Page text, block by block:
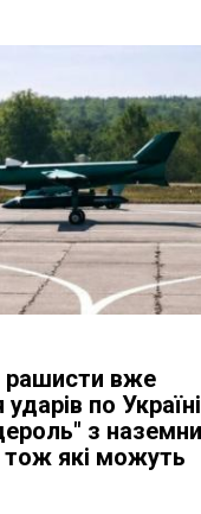
рашисти вже
по Україні
з
тож які можуть